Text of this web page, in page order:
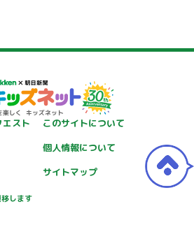
スト
このサイトについて
個人情報について
します
サイトマップ